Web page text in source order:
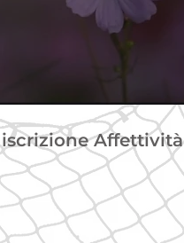
Affettività